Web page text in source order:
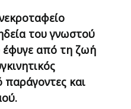
του γνωστού
από τη ζωή
και